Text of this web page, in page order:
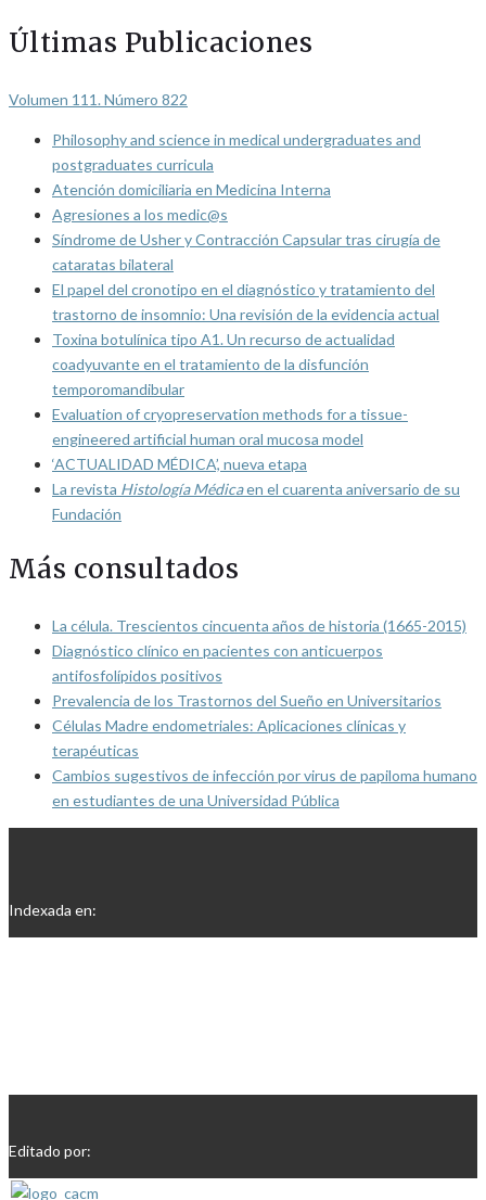
Últimas Publicaciones
Volumen 111. Número 822
Philosophy and science in medical undergraduates and
postgraduates curricula
Atención domiciliaria en Medicina Interna
Agresiones a los medic@s
Síndrome de Usher y Contracción Capsular tras cirugía de
cataratas bilateral
El papel del cronotipo en el diagnóstico y tratamiento del
trastorno de insomnio: Una revisión de la evidencia actual
Toxina botulínica tipo A1. Un recurso de actualidad
coadyuvante en el tratamiento de la disfunción
temporomandibular
Evaluation of cryopreservation methods for a tissue-
engineered artificial human oral mucosa model
‘ACTUALIDAD MÉDICA’, nueva etapa
La revista Histología Médicaen el cuarenta aniversario de su
Fundación
Más consultados
La célula. Trescientos cincuenta años de historia (1665-2015)
Diagnóstico clínico en pacientes con anticuerpos
antifosfolípidos positivos
Prevalencia de los Trastornos del Sueño en Universitarios
Células Madre endometriales: Aplicaciones clínicas y
terapéuticas
Cambios sugestivos de infección por virus de papiloma humano
en estudiantes de una Universidad Pública
Indexada en:
Editado por: